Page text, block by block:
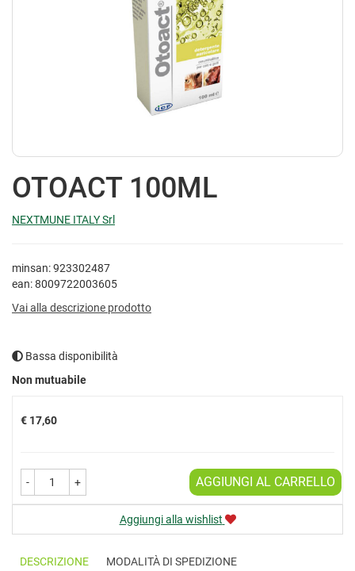
OTOACT 100ML
NEXTMUNE ITALY Srl
minsan: 923302487
ean: 8009722003605
Vai alla descrizione prodotto
Bassa disponibilità
Non mutuabile
Prezzo
€ 17,60
- + AGGIUNGI AL CARRELLO
Aggiungi alla wishlist
DESCRIZIONE
MODALITÀ DI SPEDIZIONE